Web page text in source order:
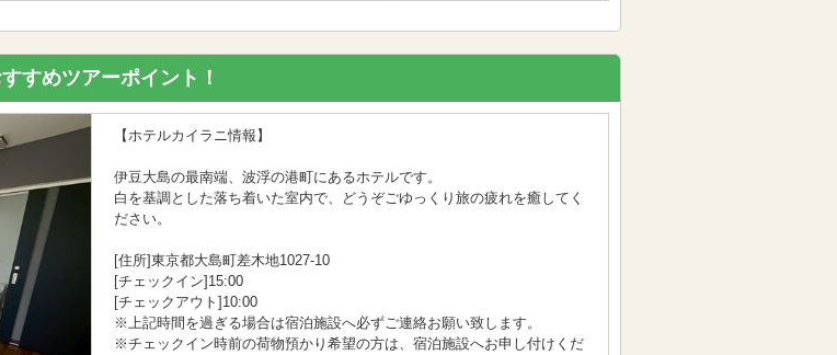
すめツアーポイント！
【ホテルカイラニ情報】
伊豆大島の最南端、波浮の港町にあるホテルです。
白を基調とした落ち着いた室内で、どうぞごゆっくり旅の疲れを癒してく
ださい。
[住所]東京都大島町差木地1027-10
[チェックイン]15:00
[チェックアウト]10:00
※上記時間を過ぎる場合は宿泊施設へ必ずご連絡お願い致します。
※チェックイン時前の荷物預かり希望の方は、宿泊施設へお申し付けくだ